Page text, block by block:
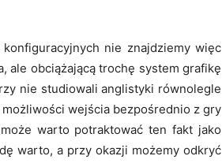
nie znajdziemy więc
ale obciążającą trochę system grafikę
nie studiowali anglistyki równolegle
wejścia bezpośrednio z gry
warto potraktować ten fakt jako
warto, a przy okazji możemy odkryć